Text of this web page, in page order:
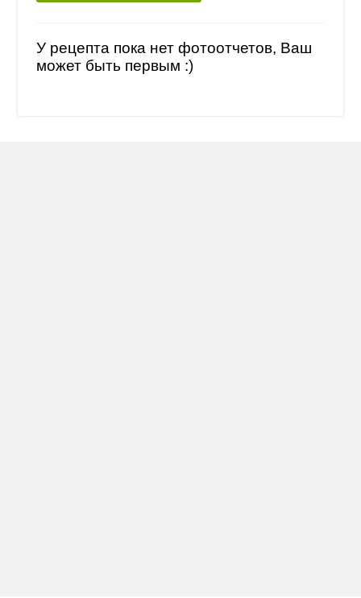
У рецепта пока нет фотоотчетов, Ваш
может быть первым :)